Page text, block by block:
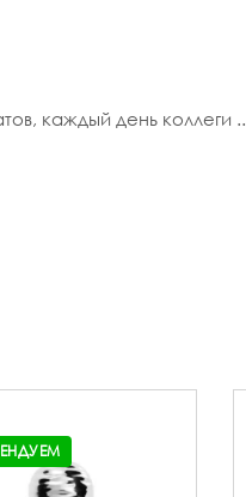
каждый день коллеги ..